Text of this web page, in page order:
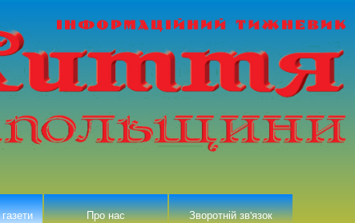
Про нас Зворотній зв'язок